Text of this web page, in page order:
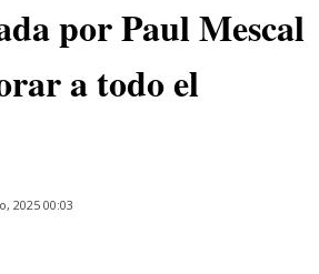
por Paul Mescal
a todo el
2025 00:03